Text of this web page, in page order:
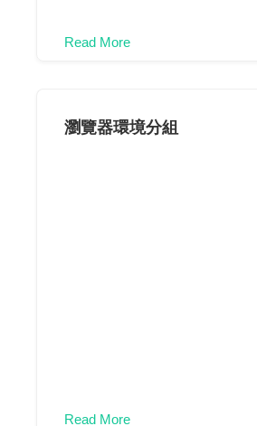
Read More
瀏覽器環境分組
Read More